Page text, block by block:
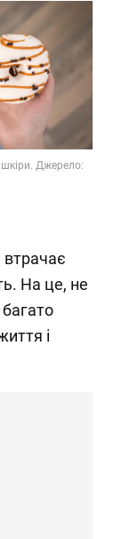
Джерело:
втрачає
На це, не
і